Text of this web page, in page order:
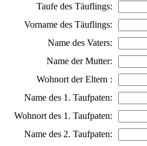
Taufe des Täuflings:
Vorname des Täuflings:
Name des Vaters:
Name der Mutter:
Wohnort der Eltern :
Name des 1. Taufpaten:
Wohnort des 1. Taufpaten:
Name des 2. Taufpaten: